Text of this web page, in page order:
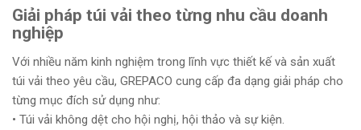
Giải pháp túi vải theo từng nhu cầu doanh
nghiệp
Với nhiều năm kinh nghiệm trong lĩnh vực thiết kế và sản xuất
túi vải theo yêu cầu, GREPACO cung cấp đa dạng giải pháp cho
từng mục đích sử dụng như:
• Túi vải không dệt cho hội nghị, hội thảo và sự kiện.